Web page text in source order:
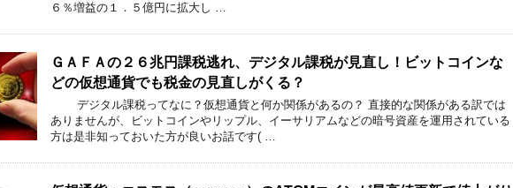
６％増益の１．５億円に拡大し …
ＧＡＦＡの２６兆円課税逃れ、デジタル課税が見直し！ビットコインな
どの仮想通貨でも税金の見直しがくる？
デジタル課税ってなに？仮想通貨と何か関係があるの？ 直接的な関係がある訳では
ありませんが、ビットコインやリップル、イーサリアムなどの暗号資産を運用されている
方は是非知っておいた方が良いお話です( …